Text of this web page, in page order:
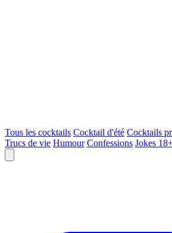
Tous les cocktails Cocktail d'été Cocktails
Trucs de vie Humour Confessions Jokes